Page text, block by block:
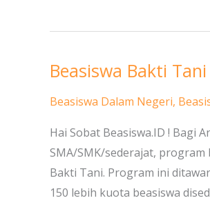
Beasiswa Bakti
Beasiswa Dalam Negeri,
Hai Sobat Beasiswa.ID ! Bagi
SMA/SMK/sederajat, program
Bakti Tani. Program ini
150 lebih kuota beasiswa
Beasiswa
Tani
untuk
Lulusan
SMA/Sederajat
dan